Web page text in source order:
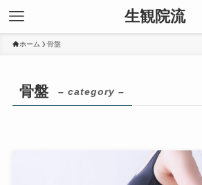
生観院流
ホーム 骨盤
骨盤 – category –